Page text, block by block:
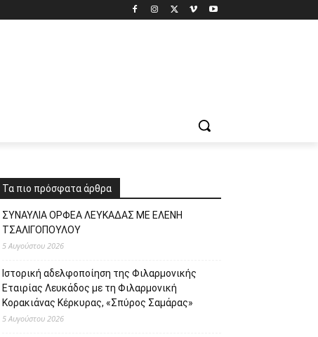
Τα πιο πρόσφατα άρθρα
ΣΥΝΑΥΛΙΑ ΟΡΦΕΑ ΛΕΥΚΑΔΑΣ ΜΕ ΕΛΕΝΗ
ΤΣΑΛΙΓΟΠΟΥΛΟΥ
5 Αυγούστου 2026
Ιστορική αδελφοποίηση της Φιλαρμονικής
Εταιρίας Λευκάδος με τη Φιλαρμονική
Κορακιάνας Κέρκυρας, «Σπύρος Σαμάρας»
5 Αυγούστου 2026